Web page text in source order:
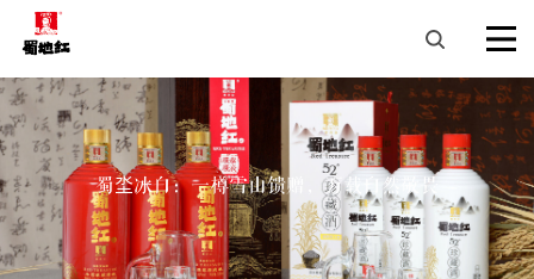
蜀坔冰白：一樽雪山馈赠，万载自然敬畏